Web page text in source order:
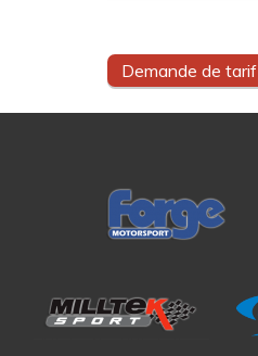
Demande de tarif